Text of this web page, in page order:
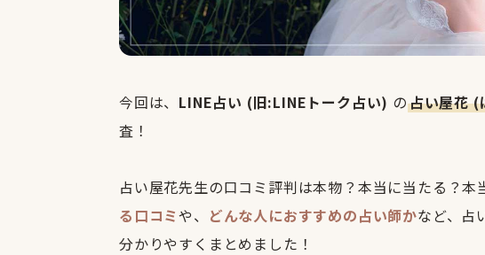
今回は、 LINE占い (旧:LINEトーク占い) の占い屋花 (
査！
占い屋花先生の口コミ評判は本物？本当に当たる？
る口コミや、 どんな人におすすめの占い師かなど、占
分かりやすくまとめました！